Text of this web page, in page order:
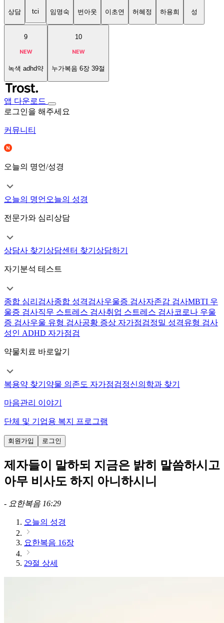
상담 tci 임명숙 번아웃 이초연 허혜정 하용희 성
9
녹색 adhd약
10
누가복음 6장 39절
앱 다운로드
로그인을 해주세요
커뮤니티
오늘의 명언/성경
오늘의 명언 오늘의 성경
전문가와 심리상담
상담사 찾기 상담센터 찾기 상담하기
자기분석 테스트
종합 심리검사종합 성격검사우울증 검사자존감 검사MBTI 우
울증 검사직무 스트레스 검사취업 스트레스 검사코로나 우울
증 검사우울 유형 검사공황 증상 자가점검정밀 성격유형 검사
성인 ADHD 자가점검
약물치료 바로알기
복용약 찾기 약물 의존도 자가점검정신의학과 찾기
마음관리 이야기
단체 및 기업용 복지 프로그램
회원가입 로그인
제자들이 말하되 지금은 밝히 말씀하시고
아무 비사도 하지 아니하시니
- 요한복음 16:29
오늘의 성경
요한복음 16장
29절 상세